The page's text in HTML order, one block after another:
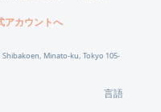
アカウントへ
Shibakoen, Minato-ku, Tokyo 105-
言語